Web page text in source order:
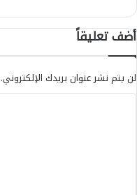
ر
ب
ا
ط
ج
ه
ة
ب
ن
ي
م
أضف تعليقاً
لن يتم نشر عنوان بريدك الإلكتروني.